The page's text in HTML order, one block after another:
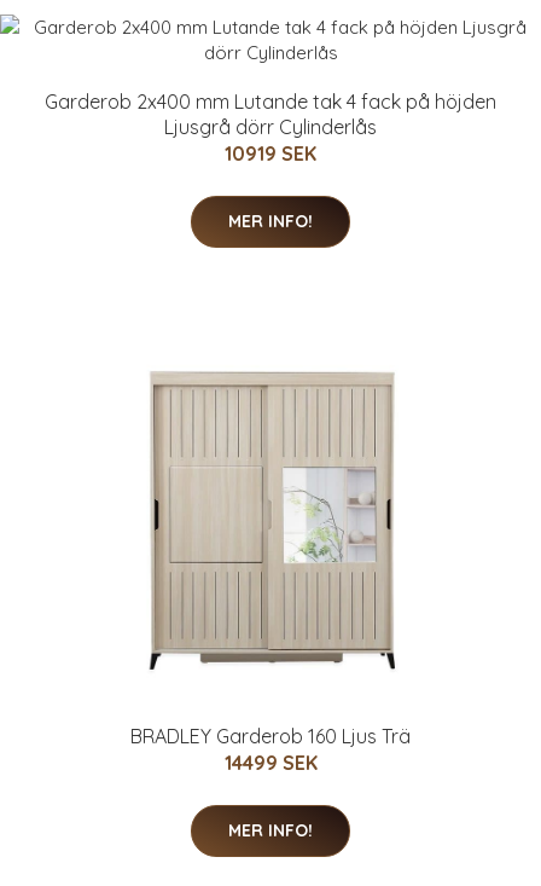
Garderob 2x400 mm Lutande tak 4 fack på höjden
Ljusgrå dörr Cylinderlås
10919 SEK
MER INFO!
BRADLEY Garderob 160 Ljus Trä
14499 SEK
MER INFO!